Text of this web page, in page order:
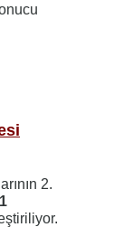
2.